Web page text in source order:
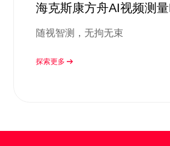
海克斯康方舟AI视频测
随视智测，无拘无束
探索更多